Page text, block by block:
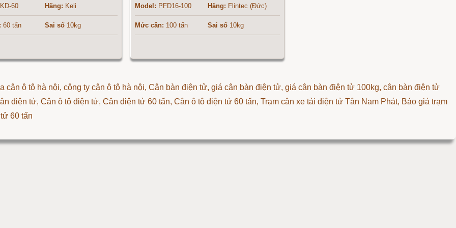
60 Hãng: Keli
60 tấn Sai số 10kg
Model: PFD16-100 Hãng: Flintec (Đức)
Mức cân: 100 tấn Sai số10kg
cân ô tô hà nội, công ty cân ô tô hà nội, Cân bàn điện tử, giá cân bàn điện tử, giá cân bàn điện tử 100kg, cân bàn điện tử
điện tử,Cân ô tô điện tử,Cân điện tử 60 tấn,Cân ô tô điện tử 60 tấn,Trạm cân xe tải điện tử Tân Nam Phát, Báo giá trạm
60 tấn